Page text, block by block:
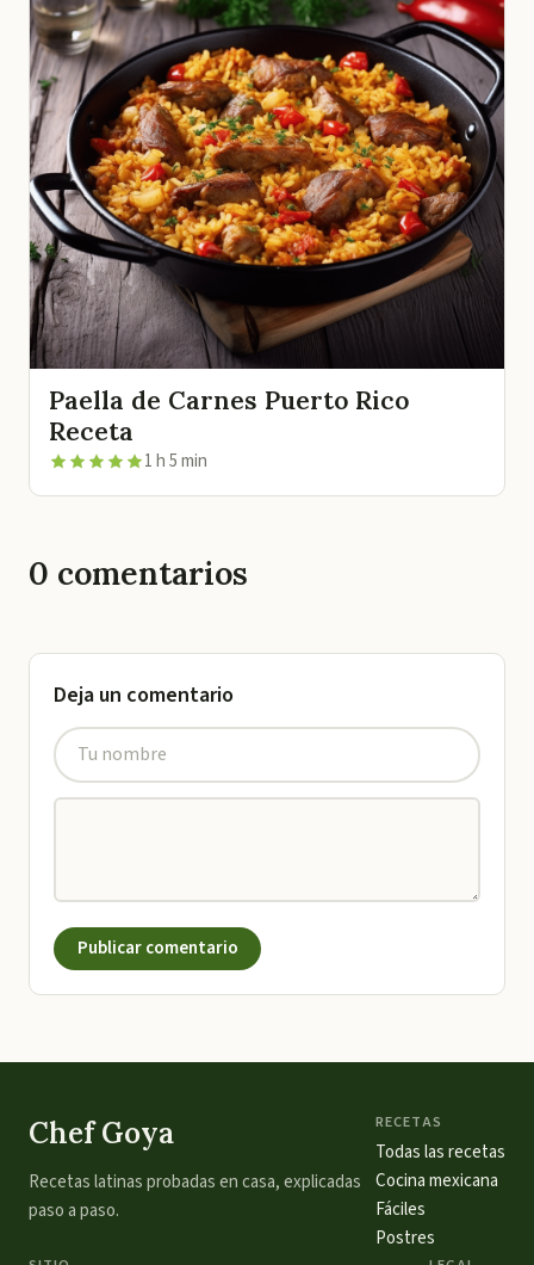
Paella de Carnes Puerto Rico
Receta
1 h 5 min
0 comentarios
Deja un comentario
Publicar comentario
Chef Goya
Recetas latinas probadas en casa, explicadas
paso a paso.
RECETAS
Todas las recetas
Cocina mexicana
Fáciles
Postres